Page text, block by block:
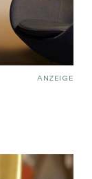
ANZEIGE